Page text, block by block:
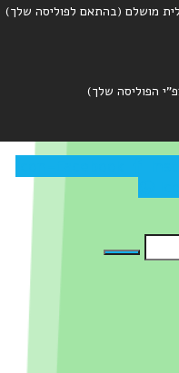
מושלם (בהתאם לפוליסה שלך)
הפוליסה שלך)